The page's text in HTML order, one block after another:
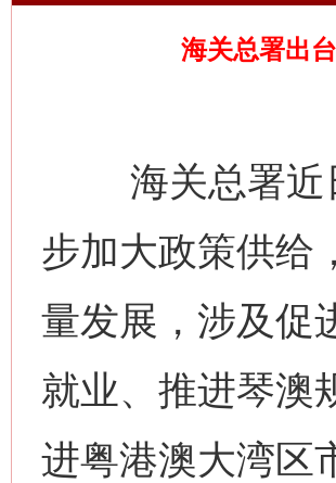
海关总署出
海关总署近日
步加大政策供给
量发展，涉及促
就业、推进琴澳
进粤港澳大湾区